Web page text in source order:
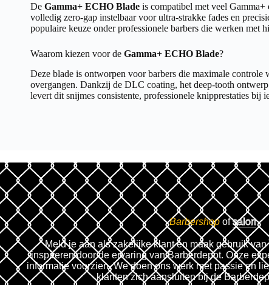
De Gamma+ ECHO Blade is compatibel met veel Gamma+
volledig zero-gap instelbaar voor ultra-strakke fades en
populaire keuze onder professionele barbers die werken met
Waarom kiezen voor de Gamma+ ECHO Blade?
Deze blade is ontworpen voor barbers die maximale controle
overgangen. Dankzij de DLC coating, het deep-tooth
levert dit snijmes consistente, professionele knipprestaties bij
Barbershop of salon
Meld je aan als zakelijke klant en maak gebruik
inspireren door de ervaring van Barberdepot. Onze
informatie voorzien. We doen ons werk met passie en
klanten zich aansluiten bij de